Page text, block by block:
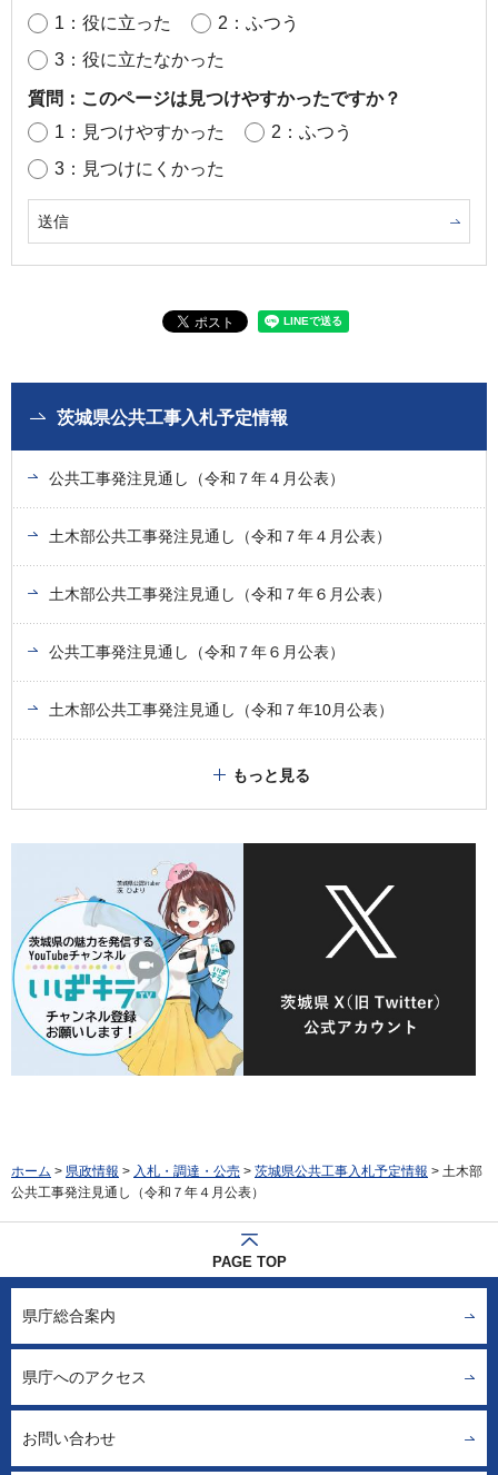
1：役に立った
2：ふつう
3：役に立たなかった
質問：このページは見つけやすかったですか？
1：見つけやすかった
2：ふつう
3：見つけにくかった
茨城県公共工事入札予定情報
公共工事発注見通し（令和７年４月公表）
土木部公共工事発注見通し（令和７年４月公表）
土木部公共工事発注見通し（令和７年６月公表）
公共工事発注見通し（令和７年６月公表）
土木部公共工事発注見通し（令和７年10月公表）
もっと見る
ホーム > 県政情報 > 入札・調達・公売 > 茨城県公共工事入札予定情報 > 土木部
公共工事発注見通し（令和７年４月公表）
PAGE TOP
県庁総合案内
県庁へのアクセス
お問い合わせ